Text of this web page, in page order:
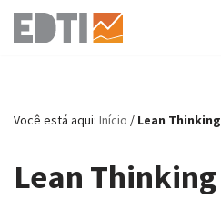
Pular
conteúdo
Você está aqui: Início / Lean Thinking
Lean Thinking